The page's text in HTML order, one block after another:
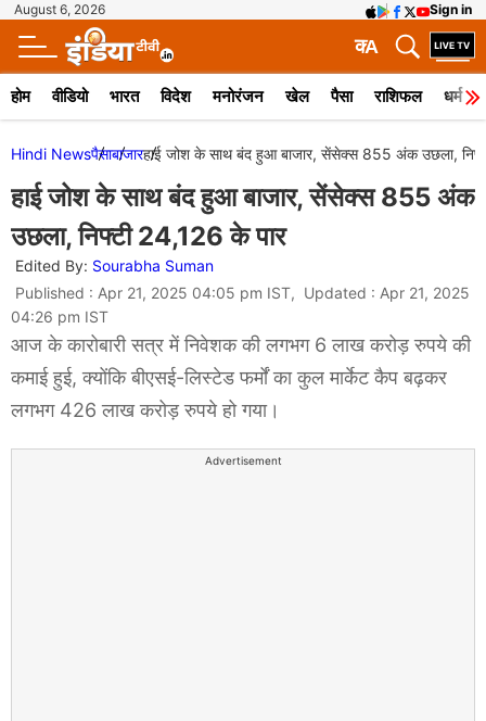
August 6, 2026 Sign in
A
क
होम वीडियो भारत विदेश मनोरंजन खेल पैसा राशिफल धर्म
Hindi Newsपैसाबाजारहाई जोश के साथ बंद हुआ बाजार, सेंसेक्स 855 अंक उछला,
हाई जोश के साथ बंद हुआ बाजार, सेंसेक्स 855 अंक
उछला, निफ्टी 24,126 के पार
Edited By: Sourabha Suman
Published : Apr 21, 2025 04:05 pm IST, Updated : Apr 21, 2025
04:26 pm IST
आज के कारोबारी सत्र में निवेशक की लगभग 6 लाख करोड़ रुपये की
कमाई हुई, क्योंकि बीएसई-लिस्टेड फर्मों का कुल मार्केट कैप बढ़कर
लगभग 426 लाख करोड़ रुपये हो गया।
Advertisement